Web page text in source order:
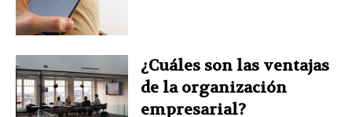
¿Cuáles son las ventajas
de la organización
empresarial?